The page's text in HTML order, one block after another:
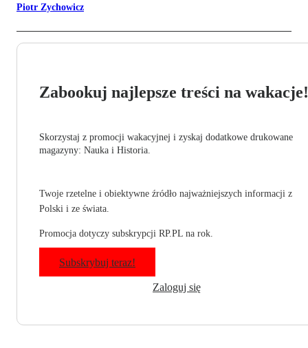
Piotr Zychowicz
Zabookuj najlepsze treści na wakacje!
Skorzystaj z promocji wakacyjnej i zyskaj dodatkowe drukowane
magazyny: Nauka i Historia.
Twoje rzetelne i obiektywne źródło najważniejszych informacji z
Polski i ze świata.
Promocja dotyczy subskrypcji RP.PL na rok.
Subskrybuj teraz!
Zaloguj się